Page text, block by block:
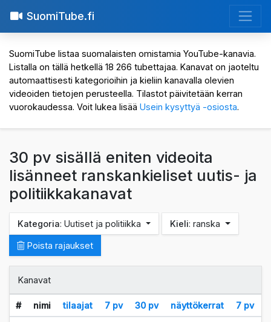
SuomiTube.fi
SuomiTube listaa suomalaisten omistamia YouTube-kanavia.
Listalla on tällä hetkellä 18 266 tubettajaa. Kanavat on jaoteltu
automaattisesti kategorioihin ja kieliin kanavalla olevien
videoiden tietojen perusteella. Tilastot päivitetään kerran
vuorokaudessa. Voit lukea lisää Usein kysyttyä -osiosta.
30 pv sisällä eniten videoita
lisänneet ranskankieliset uutis- ja
politiikkakanavat
Kategoria: Uutiset ja politiikka Kieli: ranska
Poista rajaukset
Kanavat
# nimi tilaajat 7 pv 30 pv näyttökerrat 7 pv